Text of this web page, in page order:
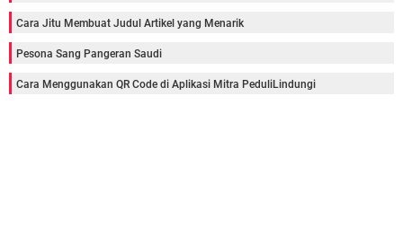
Cara Jitu Membuat Judul Artikel yang Menarik
Pesona Sang Pangeran Saudi
Cara Menggunakan QR Code di Aplikasi Mitra PeduliLindungi